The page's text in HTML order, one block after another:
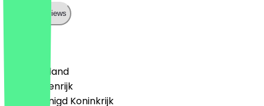
Show all reviews
🇩🇪 Duitsland
🇦🇹 Oostenrijk
🇬🇧 Verenigd Koninkrijk